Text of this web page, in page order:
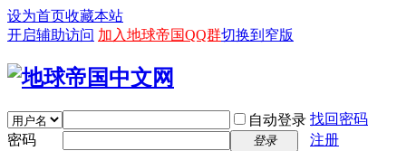
设为首页收藏本站
开启辅助访问 加入地球帝国QQ群切换到窄版
自动登录 找回密码
密码
登录
注册